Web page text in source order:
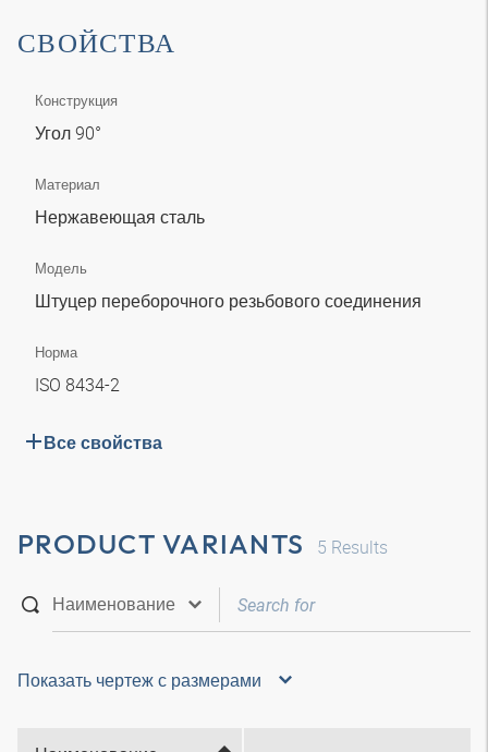
СВОЙСТВА
Конструкция
Угол 90°
Материал
Нержавеющая сталь
Модель
Штуцер переборочного резьбового соединения
Норма
ISO 8434-2
Все свойства
PRODUCT VARIANTS 5 Results
Показать чертеж с размерами